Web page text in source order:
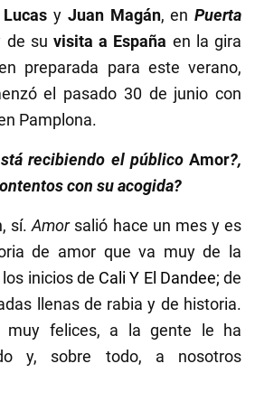
y Juan Magán, enPuerta
de su visita a España en la gira
preparada para este verano,
el pasado 30 de junio con
Pamplona.
recibiendo el público Amor?,
con su acogida?
sí.Amor salió hace un mes y es
de amor que va muy de la
inicios de Cali Y El Dandee; de
llenas de rabia y de historia.
muy felices, a la gente le ha
y, sobre todo, a nosotros